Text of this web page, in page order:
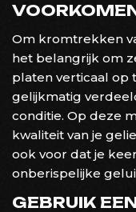
Om kromtrekken
het belangrijk om
platen verticaal op
gelijkmatig
conditie. Op deze
kwaliteit van je
ook voor dat je
onberispelijke
GEBRUIK